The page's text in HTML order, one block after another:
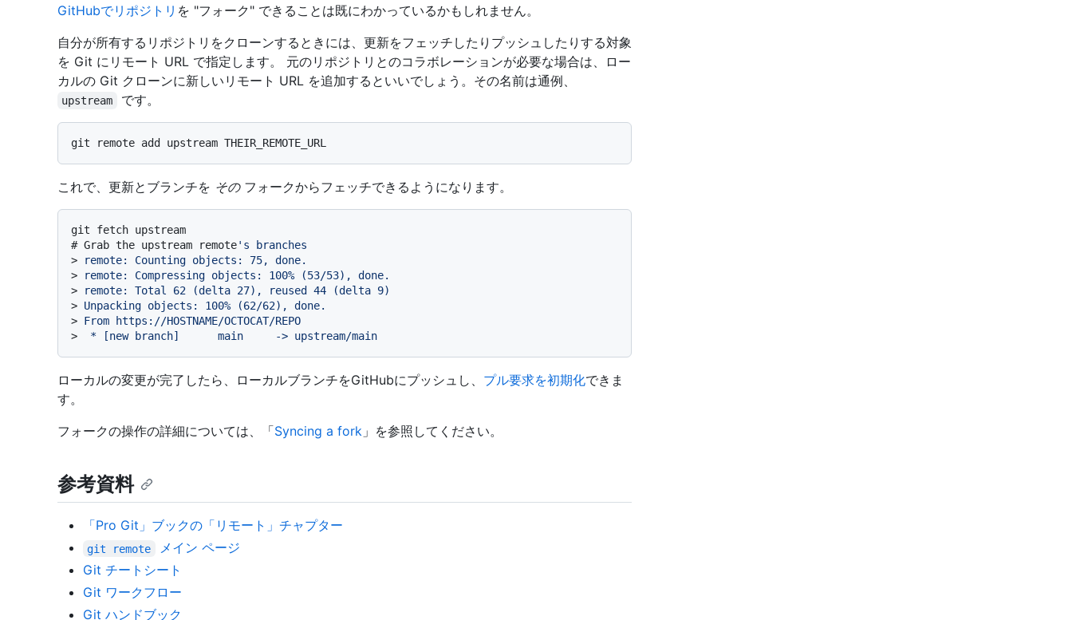
GitHubでリポジトリ を "フォーク" できることは既にわかっているかもしれません。
自分が所有するリポジトリをクローンするときには、更新をフェッチしたりプッシュしたりする対象
を Git にリモート URL で指定します。 元のリポジトリとのコラボレーションが必要な場合は、ロー
カルの Git クローンに新しいリモート URL を追加するといいでしょう。その名前は通例、
upstream です。
これで、更新とブランチを そのフォークからフェッチできるようになります。
# Grab the upstream remote's branches
>
remote: Counting objects: 75, done.
>
remote: Compressing objects: 100% (53/53), done.
>
remote: Total 62 (delta 27), reused 44 (delta 9)
> Unpacking objects: 100% (62/62), done.
> From https://HOSTNAME/OCTOCAT/REPO
>
* [new branch]      main     -> upstream/main
ローカルの変更が完了したら、ローカルブランチをGitHubにプッシュし、 プル要求を初期化できま
す。
フォークの操作の詳細については、「Syncing a fork 」を参照してください。
参考資料
「Pro Git」ブックの「リモート」チャプター
git remote
メイン ページ
Git チートシート
Git ワークフロー
Git ハンドブック